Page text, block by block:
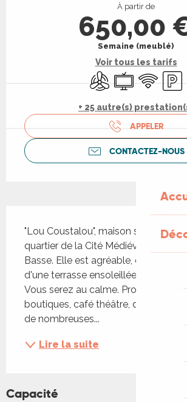
À partir de
650,00
Semaine (meublé)
Voir tous les tarifs
Air conditionné
Télévision
WiFi Parking
+ 25 autre(s)
APPELER
CONTACTEZ-NOUS
"Lou Coustalou", maison située
quartier de la Cité Médiévale, avant
Basse. Elle est agréable, confortable
d'une terrasse ensoleillée avec
Vous serez au calme. Proche des
boutiques, café théâtre, du
de nombreuses...
Lire la suite
Capacité